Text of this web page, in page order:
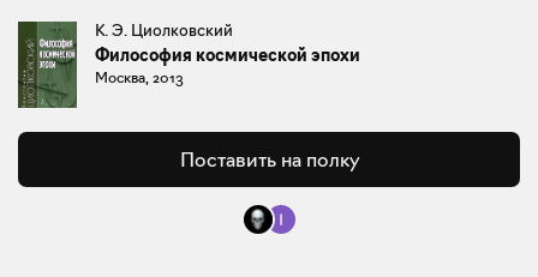
К. Э. Циолковский
Философия космической эпохи
Москва, 2013
Поставить на полку